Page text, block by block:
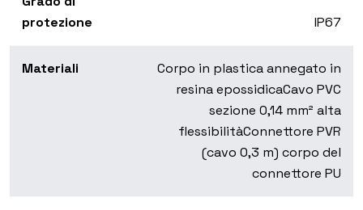
protezione
IP67
Materiali
Corpo in plastica annegato in
resina epossidicaCavo PVC
sezione 0,14 mm² alta
flessibilitàConnettore PVR
(cavo 0,3 m) corpo del
connettore PU